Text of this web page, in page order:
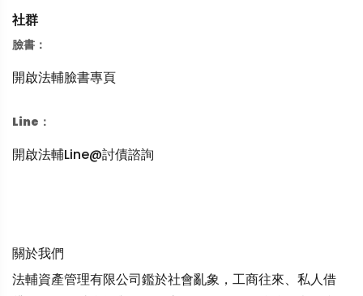
社群
臉書：
開啟法輔臉書專頁
Line：
開啟法輔Line@討債諮詢
關於我們
法輔資產管理有限公司鑑於社會亂象，工商往來、私人借